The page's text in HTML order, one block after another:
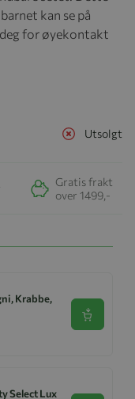
kan se på
deg for øyekontakt
Utsolgt
Gratis frakt
over 1499,-
Krabbe,
Se
Select Lux